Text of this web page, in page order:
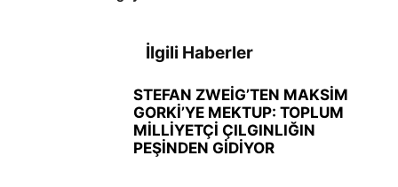
İlgili Haberler
STEFAN ZWEİG’TEN MAKSİM
GORKİ’YE MEKTUP: TOPLUM
MİLLİYETÇİ ÇILGINLIĞIN
PEŞİNDEN GİDİYOR